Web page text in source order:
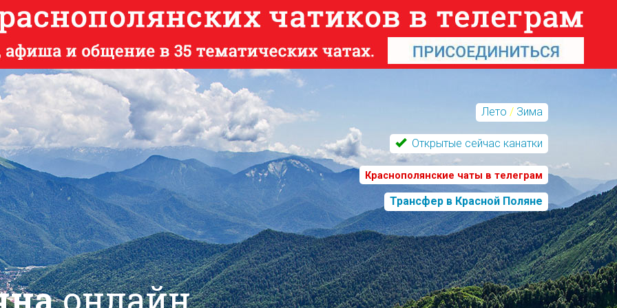
Лето / Зима
Открытые сейчас канатки
Краснополянские чаты в телеграм
Трансфер в Красной Поляне